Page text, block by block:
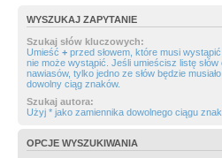
WYSZUKAJ ZAPYTANIE
Szukaj słów kluczowych:
Umieść + przed słowem, które musi
nie może wystąpić. Jeśli umieścisz listę słów
nawiasów, tylko jedno ze słów będzie
dowolny ciąg znaków.
Szukaj autora:
Użyj * jako zamiennika dowolnego ciągu
OPCJE WYSZUKIWANIA